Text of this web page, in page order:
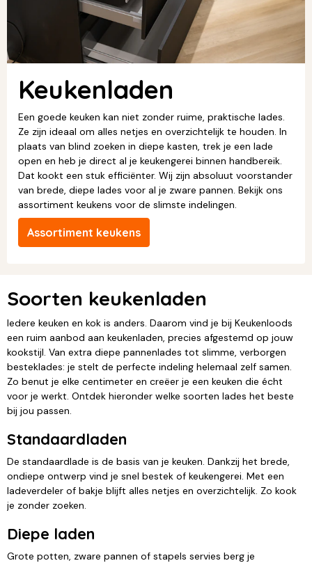
Keukenladen
Een goede keuken kan niet zonder ruime, praktische lades.
Ze zijn ideaal om alles netjes en overzichtelijk te houden. In
plaats van blind zoeken in diepe kasten, trek je een lade
open en heb je direct al je keukengerei binnen handbereik.
Dat kookt een stuk efficiënter. Wij zijn absoluut voorstander
van brede, diepe lades voor al je zware pannen. Bekijk ons
assortiment keukens voor de slimste indelingen.
Assortiment keukens
Soorten keukenladen
Iedere keuken en kok is anders. Daarom vind je bij Keukenloods
een ruim aanbod aan keukenladen, precies afgestemd op jouw
kookstijl. Van extra diepe pannenlades tot slimme, verborgen
besteklades: je stelt de perfecte indeling helemaal zelf samen.
Zo benut je elke centimeter en creëer je een keuken die écht
voor je werkt. Ontdek hieronder welke soorten lades het beste
bij jou passen.
Standaardladen
De standaardlade is de basis van je keuken. Dankzij het brede,
ondiepe ontwerp vind je snel bestek of keukengerei. Met een
ladeverdeler of bakje blijft alles netjes en overzichtelijk. Zo kook
je zonder zoeken.
Diepe laden
Grote potten, zware pannen of stapels servies berg je